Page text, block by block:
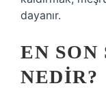
dayanır.
EN SON
NEDIR?